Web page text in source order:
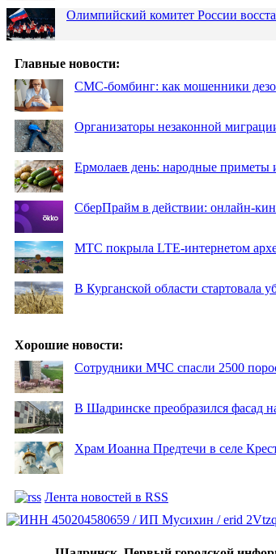
Олимпийский комитет России
Главные новости:
СМС-бомбинг: как мошенники
Организаторы незаконной
Ермолаев день: народные приметы
СберПрайм в действии: онлайн-
МТС покрыла LTE-интернетом
В Курганской области стартовала
Хорошие новости:
Сотрудники МЧС спасли 2500
В Шадринске преобразился фасад
Храм Иоанна Предтечи в селе
Лента новостей в RSS